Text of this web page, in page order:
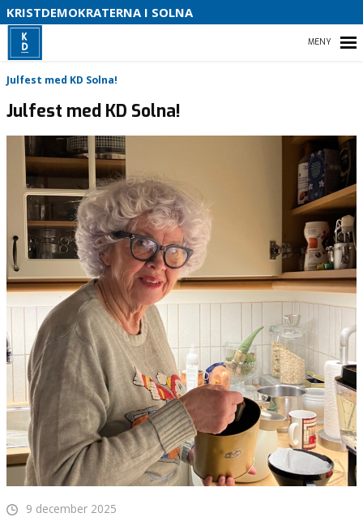
KRISTDEMOKRATERNA I SOLNA
HEM
VÅR PARTIAVDELNING
VÅR POLITIK FÖR SOLNA
Julfest med KD Solna!
Julfest med KD Solna!
9 december 2025